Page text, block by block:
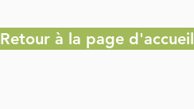
Retour à la page d'accueil